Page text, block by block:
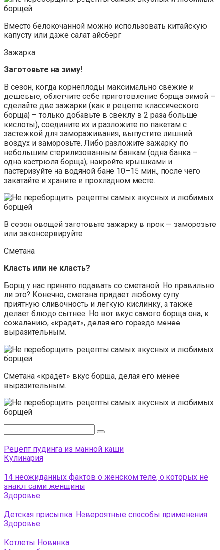
Вместо белокочанной можно использовать китайскую
капусту или даже салат айсберг
Зажарка
Заготовьте на зиму!
В сезон, когда корнеплоды максимально свежие и
дешевые, облегчите себе приготовление борща зимой –
сделайте две зажарки (как в рецепте классического
борща) – только добавьте в свеклу в 2 раза больше
кислоты), соедините их и разложите по пакетам с
застежкой для замораживания, выпустите лишний
воздух и заморозьте. Либо разложите зажарку по
небольшим стерилизованным банкам (одна банка –
одна кастрюля борща), накройте крышками и
пастеризуйте на водяной бане 10–15 мин., после чего
закатайте и храните в прохладном месте.
В сезон овощей заготовьте зажарку в прок — заморозьте
или законсервируйте
Сметана
Класть или не класть?
Борщ у нас принято подавать со сметаной. Но правильно
ли это? Конечно, сметана придает любому супу
приятную сливочность и легкую кислинку, а также
делает блюдо сытнее. Но вот вкус самого борща она, к
сожалению, «крадет», делая его гораздо менее
выразительным.
Сметана «крадет» вкус борща, делая его менее
выразительным.
Рецепт пудинга из манной каши
Кулинария
14 неожиданных фактов о женском теле, о которых не
знают сами женщины
Здоровье
Детская присыпка: Невероятные способы применения
Здоровье
Котлеты Новинка